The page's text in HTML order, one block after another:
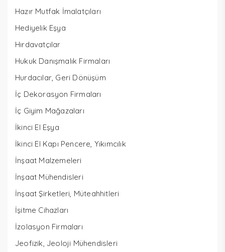
Hazır Mutfak İmalatçıları
Hediyelik Eşya
Hırdavatçılar
Hukuk Danışmalık Firmaları
Hurdacılar, Geri Dönüşüm
İç Dekorasyon Firmaları
İç Giyim Mağazaları
İkinci El Eşya
İkinci El Kapı Pencere, Yıkımcılık
İnşaat Malzemeleri
İnşaat Mühendisleri
İnşaat Şirketleri, Müteahhitleri
İşitme Cihazları
İzolasyon Firmaları
Jeofizik, Jeoloji Mühendisleri